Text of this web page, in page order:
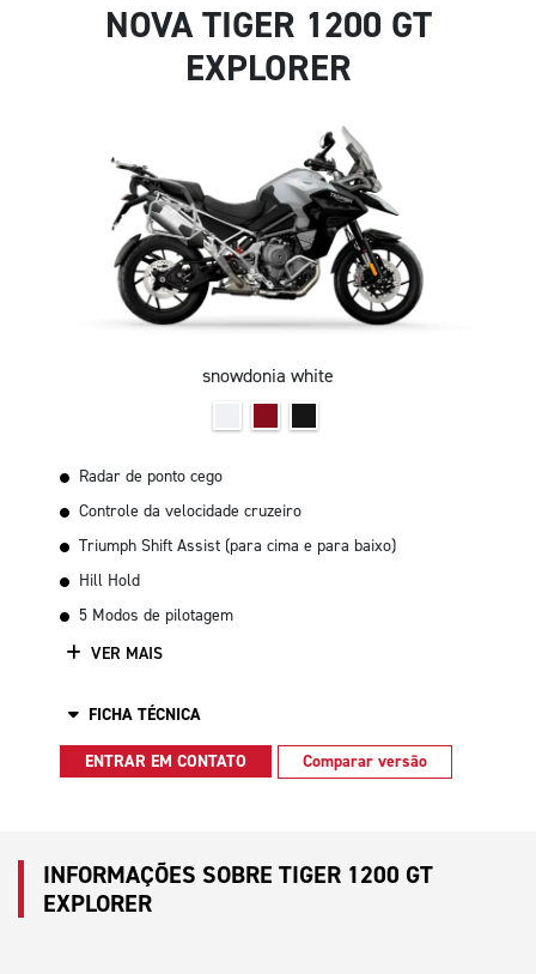
NOVA TIGER 1200 GT
EXPLORER
snowdonia white
Radar de ponto cego
Controle da velocidade cruzeiro
Triumph Shift Assist (para cima e para baixo)
Hill Hold
5 Modos de pilotagem
VER MAIS
FICHA TÉCNICA
ENTRAR EM CONTATO Comparar versão
INFORMAÇÕES SOBRE TIGER 1200 GT
EXPLORER